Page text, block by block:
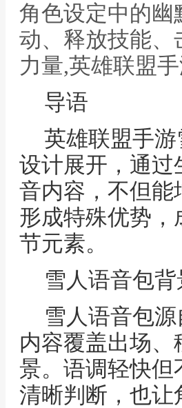
角色设定中的幽
动、释放技能、
力量,英雄联盟
导语
英雄联盟手
设计展开，通过
音内容，不但能
形成特殊优势
节元素。
雪人语音包
雪人语音包
内容覆盖出场
景。语调轻快但
清晰判断，也